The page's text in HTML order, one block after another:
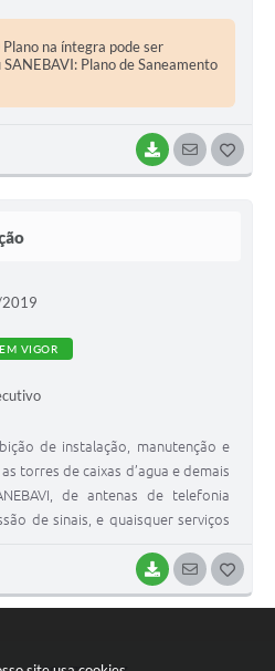
BAIXARSEGUIR
na íntegra pode ser
Plano de Saneamento
BAIXARSEGUIR
EM VIGOR
de instalação, manutenção e
torres de caixas d’agua e demais
de antenas de telefonia
de sinais, e quaisquer serviços